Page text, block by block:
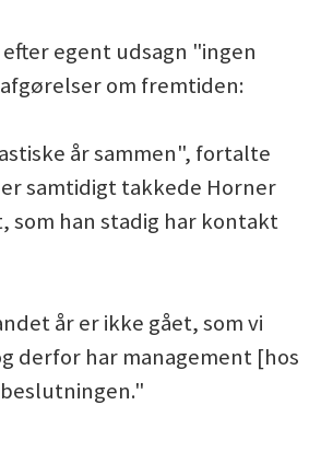
egent udsagn "ingen
om fremtiden:
år sammen", fortalte
samtidigt takkede Horner
som han stadig har kontakt
år er ikke gået, som vi
derfor har management [hos